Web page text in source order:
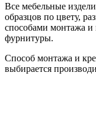
Все мебельные
образцов по цвету,
способами монтажа
фурнитуры.
Способ монтажа и
выбирается